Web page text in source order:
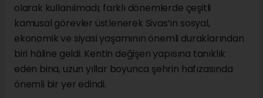
olarak kullanılmadı; farklı dönemlerde çeşitli
kamusal görevler üstlenerek Sivas’ın sosyal,
ekonomik ve siyasi yaşamının önemli duraklarından
biri hâline geldi. Kentin değişen yapısına tanıklık
eden bina, uzun yıllar boyunca şehrin hafızasında
önemli bir yer edindi.